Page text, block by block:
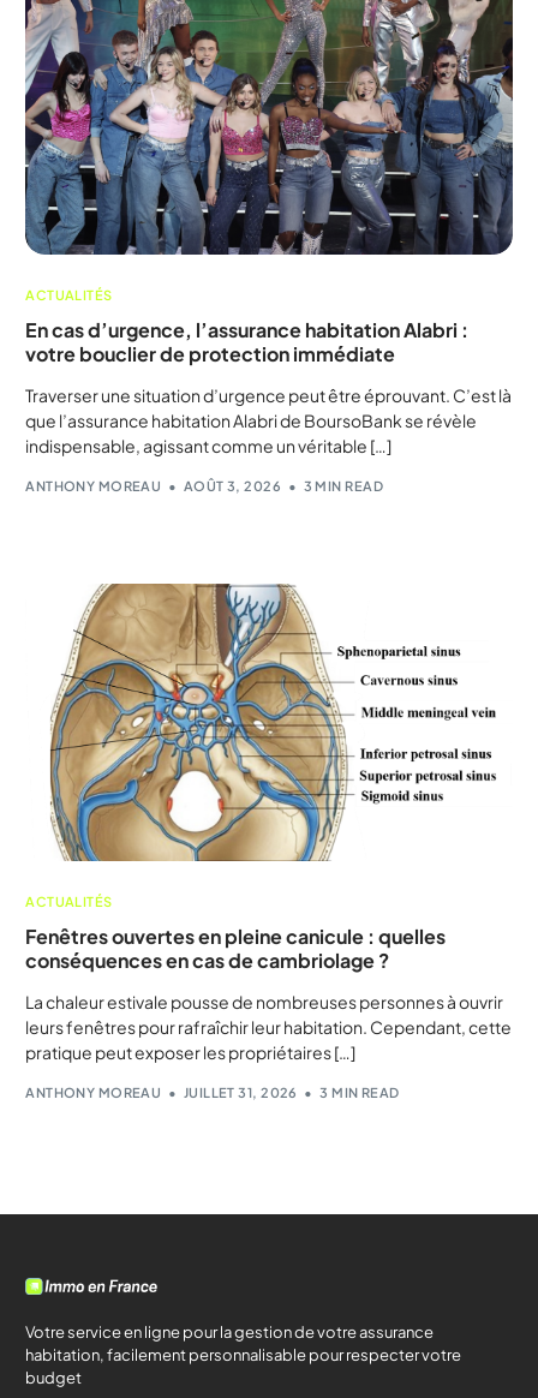
ACTUALITÉS
En cas d’urgence, l’assurance habitation Alabri :
votre bouclier de protection immédiate
Traverser une situation d’urgence peut être éprouvant. C’est là
que l’assurance habitation Alabri de BoursoBank se révèle
indispensable, agissant comme un véritable […]
ANTHONY MOREAU AOÛT 3, 2026 3 MIN READ
ACTUALITÉS
Fenêtres ouvertes en pleine canicule : quelles
conséquences en cas de cambriolage ?
La chaleur estivale pousse de nombreuses personnes à ouvrir
leurs fenêtres pour rafraîchir leur habitation. Cependant, cette
pratique peut exposer les propriétaires […]
ANTHONY MOREAU JUILLET 31, 2026 3 MIN READ
Votre service en ligne pour la gestion de votre assurance
habitation, facilement personnalisable pour respecter votre
budget